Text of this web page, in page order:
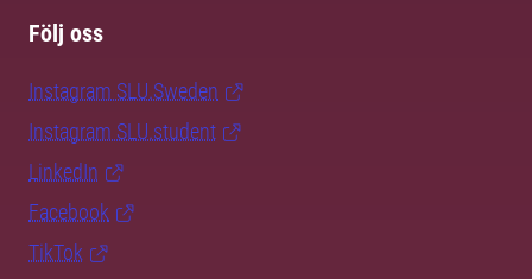
Följ oss
Instagram SLU.Sweden
Instagram SLU.student
LinkedIn
Facebook
TikTok